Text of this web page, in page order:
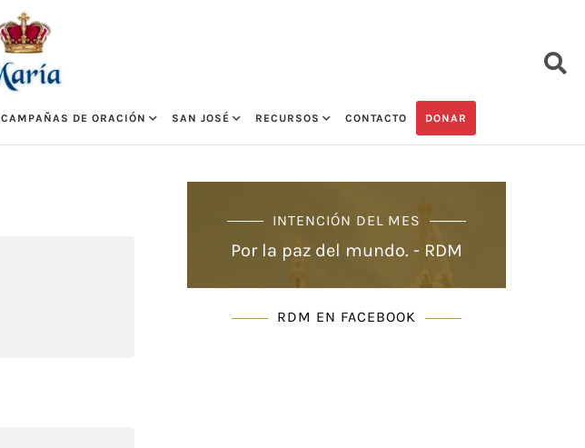
CAMPAÑAS DE ORACIÓN SAN JOSÉ RECURSOS CONTACTO DONAR
INTENCIÓN DEL MES
Por la paz del mundo. - RDM
RDM EN FACEBOOK